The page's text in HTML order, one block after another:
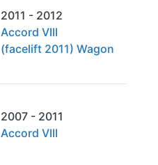
2011 - 2012
Accord VIII
(facelift 2011) Wagon
2007 - 2011
Accord VIII